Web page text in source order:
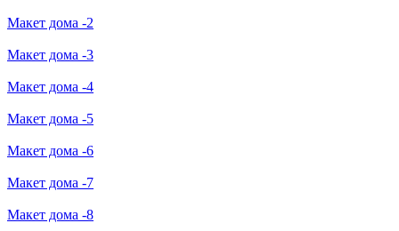
Макет дома -2
Макет дома -3
Макет дома -4
Макет дома -5
Макет дома -6
Макет дома -7
Макет дома -8